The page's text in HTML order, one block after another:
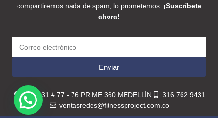
compartiremos nada de spam, lo prometemos. ¡Suscríbete
ahora!
Enviar
Calle 31 # 77 - 76 PRIME 360 MEDELLÍN
316 762 9431
ventasredes@fitnessproject.com.co